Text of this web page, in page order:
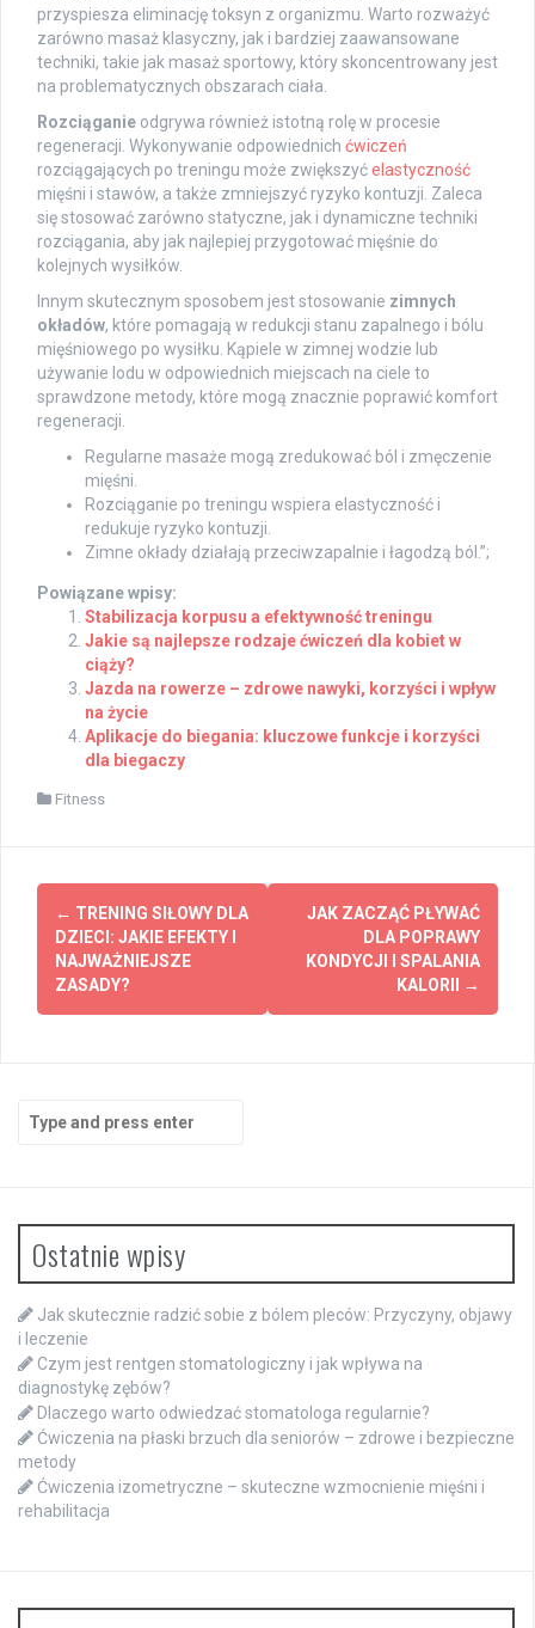
przyspiesza eliminację toksyn z organizmu. Warto rozważyć
zarówno masaż klasyczny, jak i bardziej zaawansowane
techniki, takie jak masaż sportowy, który skoncentrowany jest
na problematycznych obszarach ciała.
Rozciąganie odgrywa również istotną rolę w procesie
regeneracji. Wykonywanie odpowiednich ćwiczeń
rozciągających po treningu może zwiększyćelastyczność
mięśni i stawów, a także zmniejszyć ryzyko kontuzji. Zaleca
się stosować zarówno statyczne, jak i dynamiczne techniki
rozciągania, aby jak najlepiej przygotować mięśnie do
kolejnych wysiłków.
Innym skutecznym sposobem jest stosowanie zimnych
okładów, które pomagają w redukcji stanu zapalnego i bólu
mięśniowego po wysiłku. Kąpiele w zimnej wodzie lub
używanie lodu w odpowiednich miejscach na ciele to
sprawdzone metody, które mogą znacznie poprawić komfort
regeneracji.
Regularne masaże mogą zredukować ból i zmęczenie
mięśni.
Rozciąganie po treningu wspiera elastyczność i
redukuje ryzyko kontuzji.
Zimne okłady działają przeciwzapalnie i łagodzą ból.”;
Powiązane wpisy:
Stabilizacja korpusu a efektywność treningu
Jakie są najlepsze rodzaje ćwiczeń dla kobiet w
ciąży?
Jazda na rowerze – zdrowe nawyki, korzyści i wpływ
na życie
Aplikacje do biegania: kluczowe funkcje i korzyści
dla biegaczy
Fitness
Post
navigation
← TRENING SIŁOWY DLA
DZIECI: JAKIE EFEKTY I
NAJWAŻNIEJSZE
ZASADY?
JAK ZACZĄĆ PŁYWAĆ
DLA POPRAWY
KONDYCJI I SPALANIA
KALORII
→
Search
for:
Ostatnie wpisy
Jak skutecznie radzić sobie z bólem pleców: Przyczyny, objawy
i leczenie
Czym jest rentgen stomatologiczny i jak wpływa na
diagnostykę zębów?
Dlaczego warto odwiedzać stomatologa regularnie?
Ćwiczenia na płaski brzuch dla seniorów – zdrowe i bezpieczne
metody
Ćwiczenia izometryczne – skuteczne wzmocnienie mięśni i
rehabilitacja